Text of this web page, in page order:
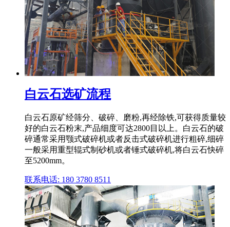
白云石选矿流程
白云石原矿经筛分、破碎、磨粉,再经除铁,可获得质量较
好的白云石粉末,产品细度可达2800目以上。白云石的破
碎通常采用颚式破碎机或者反击式破碎机进行粗碎,细碎
一般采用重型辊式制砂机或者锤式破碎机,将白云石快碎
至5200mm。
联系电话: 180 3780 8511